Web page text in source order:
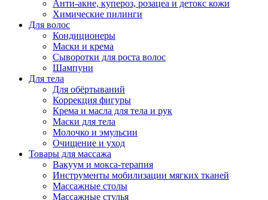
Анти-акне, купероз, розацеа и детокс кожи
Химические пилинги
Для волос
Кондиционеры
Маски и крема
Сыворотки для роста волос
Шампуни
Для тела
Для обёртываний
Коррекция фигуры
Крема и масла для тела и рук
Маски для тела
Молочко и эмульсии
Очищение и уход
Товары для массажа
Вакуум и мокса-терапия
Инструменты мобилизации мягких тканей
Массажные столы
Массажные стулья